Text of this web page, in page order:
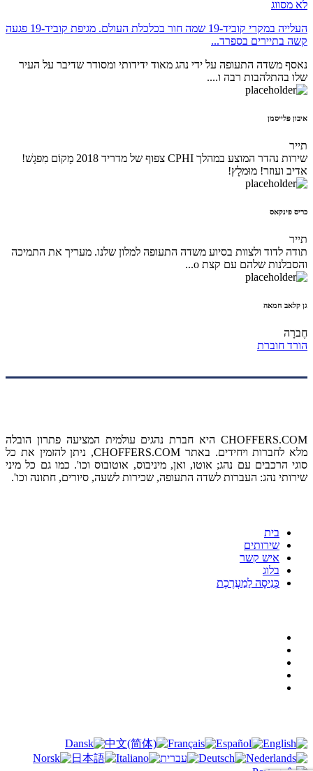
לא מסווג
העלייה במקרי קוביד-19 שמה חור בכלכלת העולם. מגיפת קוביד-19 פגעה
קשה בתיירים בספרד...
נאסף משדה התעופה על ידי נהג מאוד ידידותי ומסודר שדיבר על העיר
שלו בהתלהבות רבה ו....
איבון פלייסמן
תייר
שירות נהדר המוצע במהלך CPHI צפוף של מדריד 2018 מָקוֹם מִפגָשׁ!
אדיב ועוזר! מוּמלָץ!
כריס פינקאס
תייר
תודה לדוד ולצוות בסיוע משדה התעופה למלון שלנו. מעריך את התמיכה
והסבלנות שלהם עם קצת o...
גן קלאב חמאה
חֶברָה
הורד חוברת
CHOFFERS.COM היא חברת נהגים עולמית המציעה פתרון הובלה
מלא לחברות ויחידים. באתר CHOFFERS.COM, ניתן להזמין את כל
סוגי הרכבים עם נהג; אוטו, ואן, מיניבוס, אוטובוס וכו'. כמו גם כל מיני
שירותי נהג: העברות לשדה התעופה, שכירות לשעה, סיורים, חתונה וכו'.
בית
שירותים
איש קשר
בלוג
כְּנִיסָה לַמַעֲרֶכֶת